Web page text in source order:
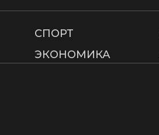
СПОРТ
ЭКОНОМИКА